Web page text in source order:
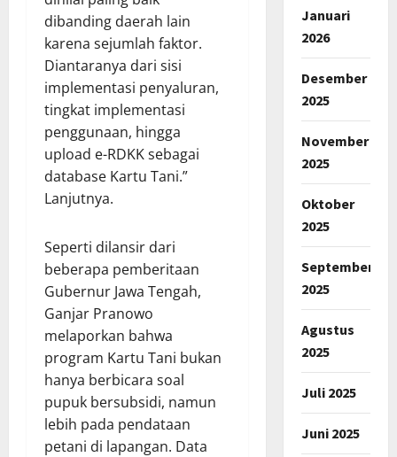
dibanding daerah lain
karena sejumlah faktor.
Diantaranya dari sisi
implementasi penyaluran,
tingkat implementasi
penggunaan, hingga
upload e-RDKK sebagai
database Kartu Tani.”
Lanjutnya.
Seperti dilansir dari
beberapa pemberitaan
Gubernur Jawa Tengah,
Ganjar Pranowo
melaporkan bahwa
program Kartu Tani bukan
hanya berbicara soal
pupuk bersubsidi, namun
lebih pada pendataan
petani di lapangan. Data
Januari
2026
Desember
2025
November
2025
Oktober
2025
September
2025
Agustus
2025
Juli 2025
Juni 2025